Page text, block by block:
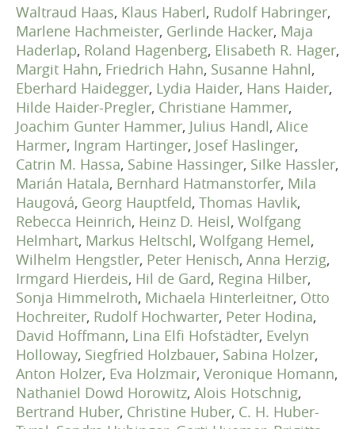
Waltraud Haas, Klaus Haberl, Rudolf Habringer,
Marlene Hachmeister, Gerlinde Hacker, Maja
Haderlap, Roland Hagenberg, Elisabeth R. Hager,
Margit Hahn, Friedrich Hahn, Susanne Hahnl,
Eberhard Haidegger, Lydia Haider, Hans Haider,
Hilde Haider-Pregler, Christiane Hammer,
Joachim Gunter Hammer, Julius Handl, Alice
Harmer, Ingram Hartinger, Josef Haslinger,
Catrin M. Hassa, Sabine Hassinger, Silke Hassler,
Marián Hatala, Bernhard Hatmanstorfer, Mila
Haugová, Georg Hauptfeld, Thomas Havlik,
Rebecca Heinrich, Heinz D. Heisl, Wolfgang
Helmhart, Markus Heltschl, Wolfgang Hemel,
Wilhelm Hengstler, Peter Henisch, Anna Herzig,
Irmgard Hierdeis, Hil de Gard, Regina Hilber,
Sonja Himmelroth, Michaela Hinterleitner, Otto
Hochreiter, Rudolf Hochwarter, Peter Hodina,
David Hoffmann, Lina Elfi Hofstädter, Evelyn
Holloway, Siegfried Holzbauer, Sabina Holzer,
Anton Holzer, Eva Holzmair, Veronique Homann,
Nathaniel Dowd Horowitz, Alois Hotschnig,
Bertrand Huber, Christine Huber, C. H. Huber-